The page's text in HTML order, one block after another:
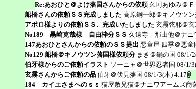
Re:あおひと＠よけ藩国さんからの依頼 久珂あゆみ＠Ｆ
船橋さんの依頼ＳＳ完成しました 高原鋼一郎＠キノウツン
アポロ様よりの依頼ＳＳ、完成いたしました 玄霧弦耶＠玄
No189 黒崎克哉様 自由枠分ＳＳ 久遠寺 那由他＠ナニ
147あおひとさんからの依頼のＳＳ提出 悪童屋 四季＠悪童
No129 船橋＠キノウツン藩国様依頼分 まき＠鍋の国 08/1/
伯牙様からのご依頼イラスト ソーニャ＠世界忍者国 08/1/
玄霧さんからご依頼の品 伯牙＠伏見藩国 08/1/3(木) 4:17
184 カイエさまへのｓｓ 猫屋敷兄猫＠ナニワアームズ商